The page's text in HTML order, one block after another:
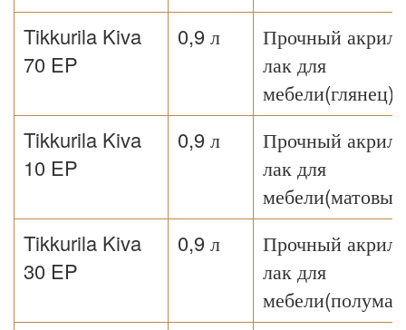
Tikkurila Kiva
70 EP
0,9 л
Прочный
лак для
мебели(глянец)
Tikkurila Kiva
10 EP
0,9 л
Прочный
лак для
Tikkurila Kiva
30 EP
0,9 л
Прочный
лак для